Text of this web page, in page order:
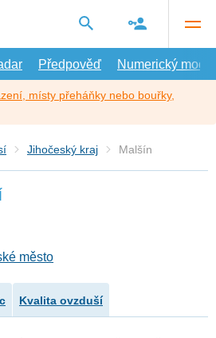
Předpověď Numerický model
místy přeháňky nebo bouřky,
Jihočeský kraj Malšín
město
Kvalita ovzduší